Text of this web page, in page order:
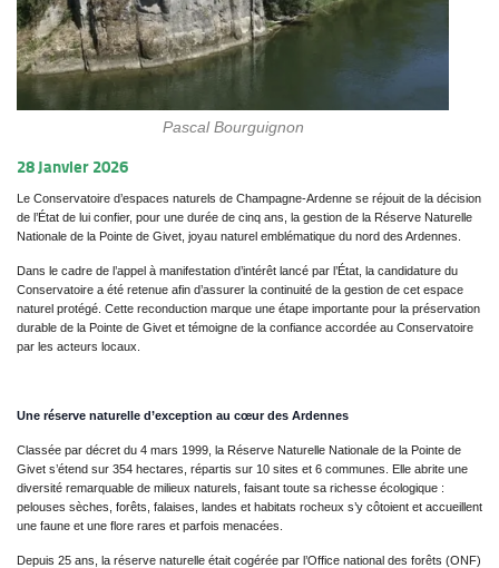
Pascal Bourguignon
28 Janvier 2026
Le Conservatoire d’espaces naturels de Champagne-Ardenne se réjouit de la décision
de l’État de lui confier, pour une durée de cinq ans, la gestion de la Réserve Naturelle
Nationale de la Pointe de Givet, joyau naturel emblématique du nord des Ardennes.
Dans le cadre de l’appel à manifestation d’intérêt lancé par l’État, la candidature du
Conservatoire a été retenue afin d’assurer la continuité de la gestion de cet espace
naturel protégé. Cette reconduction marque une étape importante pour la préservation
durable de la Pointe de Givet et témoigne de la confiance accordée au Conservatoire
par les acteurs locaux.
Une réserve naturelle d’exception au cœur des Ardennes
Classée par décret du 4 mars 1999, la Réserve Naturelle Nationale de la Pointe de
Givet s’étend sur 354 hectares, répartis sur 10 sites et 6 communes. Elle abrite une
diversité remarquable de milieux naturels, faisant toute sa richesse écologique :
pelouses sèches, forêts, falaises, landes et habitats rocheux s’y côtoient et accueillent
une faune et une flore rares et parfois menacées.
Depuis 25 ans, la réserve naturelle était cogérée par l’Office national des forêts (ONF)